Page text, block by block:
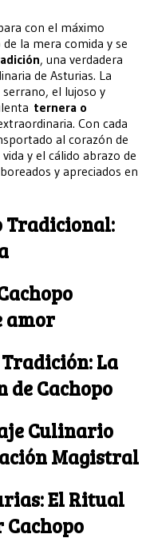
con el máximo
la mera comida y se
, una verdadera
de Asturias. La
el lujoso y
ternera o
Con cada
al corazón de
y el cálido abrazo de
y apreciados en
Tradicional:
amor
La
de Cachopo
Culinario
Magistral
El Ritual